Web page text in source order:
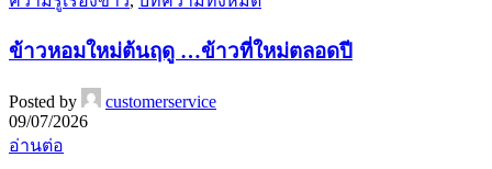
ข้าวหอมใหม่ต้นฤดู …ข้าวที่ใหม่ตลอดปี
Posted by
customerservice
09/07/2026
อ่านต่อ